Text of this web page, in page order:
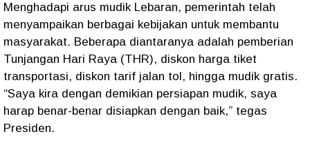
Menghadapi arus mudik Lebaran, pemerintah telah
menyampaikan berbagai kebijakan untuk membantu
masyarakat. Beberapa diantaranya adalah pemberian
Tunjangan Hari Raya (THR), diskon harga tiket
transportasi, diskon tarif jalan tol, hingga mudik gratis.
“Saya kira dengan demikian persiapan mudik, saya
harap benar-benar disiapkan dengan baik,” tegas
Presiden.